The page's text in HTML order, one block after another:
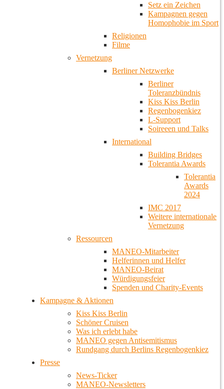
Setz ein Zeichen
Kampagnen gegen
Homophobie im Sport
Religionen
Filme
Vernetzung
Berliner Netzwerke
Berliner
Toleranzbündnis
Kiss Kiss Berlin
Regenbogenkiez
L-Support
Soireeen und Talks
International
Building Bridges
Tolerantia Awards
Tolerantia
Awards
2024
IMC 2017
Weitere internationale
Vernetzung
Ressourcen
MANEO-Mitarbeiter
Helferinnen und Helfer
MANEO-Beirat
Würdigungsfeier
Spenden und Charity-Events
Kampagne & Aktionen
Kiss Kiss Berlin
Schöner Cruisen
Was ich erlebt habe
MANEO gegen Antisemitismus
Rundgang durch Berlins Regenbogenkiez
Presse
News-Ticker
MANEO-Newsletters